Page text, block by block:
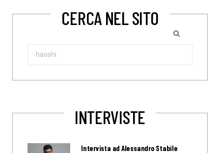
CERCA NEL SITO
Search
INTERVISTE
Intervista ad Alessandro Stabile